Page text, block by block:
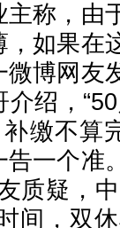
主称，由
，如果在
微博网友
介绍，
缴不算
告一个准
质疑，
间，双